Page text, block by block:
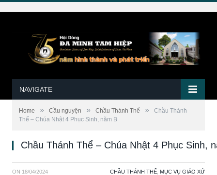
NAVIGATE
Home » Cầu nguyện » Chầu Thánh Thể »
Chầu Thánh
Thể – Chúa Nhật 4 Phục Sinh, năm B
Chầu Thánh Thể – Chúa Nhật 4 Phục Sinh,
ON 18/04/2024 CHẦU THÁNH THỂ MỤC VỤ GIÁO XỨ